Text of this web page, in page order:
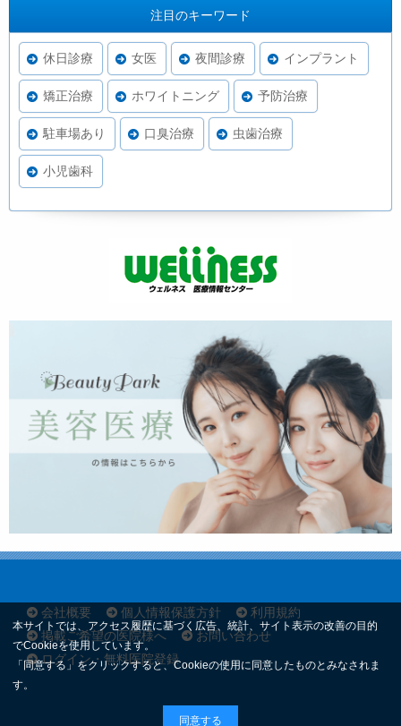
注目のキーワード
休日診療 女医 夜間診療 インプラント
矯正治療 ホワイトニング 予防治療
駐車場あり 口臭治療 虫歯治療
小児歯科
会社概要 個人情報保護方針
利用規約
掲載ご希望の医院様へ
お問い合わせ
ログイン・無料医院登録
本サイトでは、アクセス履歴に基づく広告、統計、サイト表示の改善の目的
でCookieを使用しています。
「同意する」をクリックすると、Cookieの使用に同意したものとみなされま
す。
同意する